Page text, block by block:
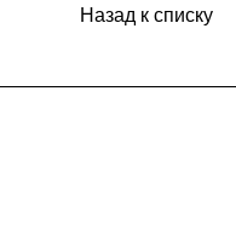
Назад к списку